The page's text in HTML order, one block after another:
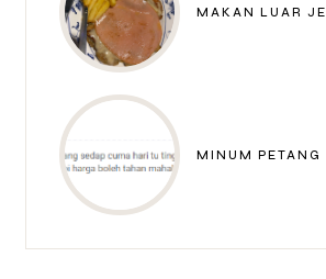
MAKAN LUAR JE
MINUM PETANG